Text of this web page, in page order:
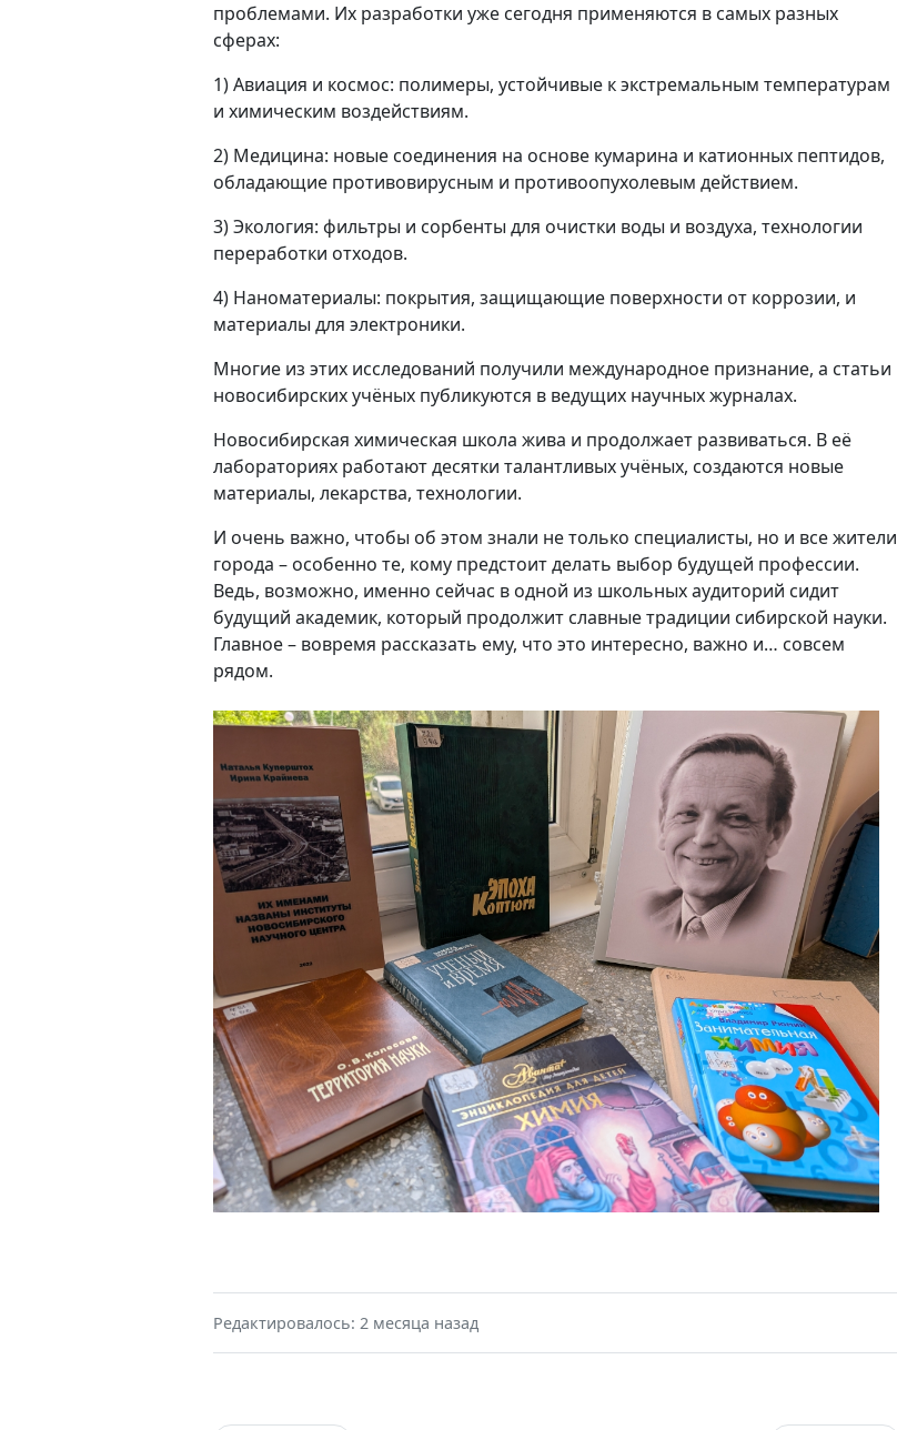
Новости
О Доме учёных
Виртуальный тур
Контакты
Вакансии
проблемами. Их разработки уже сегодня применяются в самых разных
сферах:
1) Авиация и космос: полимеры, устойчивые к экстремальным температурам
и химическим воздействиям.
2) Медицина: новые соединения на основе кумарина и катионных пептидов,
обладающие противовирусным и противоопухолевым действием.
3) Экология: фильтры и сорбенты для очистки воды и воздуха, технологии
переработки отходов.
4) Наноматериалы: покрытия, защищающие поверхности от коррозии, и
материалы для электроники.
Многие из этих исследований получили международное признание, а статьи
новосибирских учёных публикуются в ведущих научных журналах.
Новосибирская химическая школа жива и продолжает развиваться. В её
лабораториях работают десятки талантливых учёных, создаются новые
материалы, лекарства, технологии.
И очень важно, чтобы об этом знали не только специалисты, но и все жители
города – особенно те, кому предстоит делать выбор будущей профессии.
Ведь, возможно, именно сейчас в одной из школьных аудиторий сидит
будущий академик, который продолжит славные традиции сибирской науки.
Главное – вовремя рассказать ему, что это интересно, важно и… совсем
рядом.
Редактировалось: 2 месяца назад